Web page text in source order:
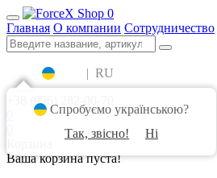
0
Главная О компании Сотрудничество
| RU
+38 (096) 282-00-70
Ваша корзина пуста!
Спробуємо українською?
Так, звісно!
Ні